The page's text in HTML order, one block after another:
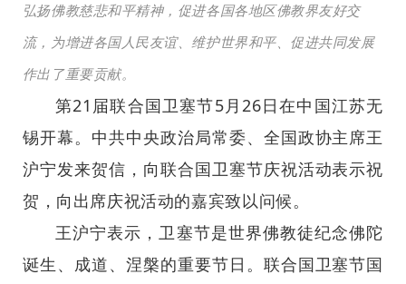
弘扬佛教慈悲和平精神，促进各国各地区佛教界友好交
流，为增进各国人民友谊、维护世界和平、促进共同发展
作出了重要贡献。
第21届联合国卫塞节5月26日在中国江苏无
锡开幕。中共中央政治局常委、全国政协主席王
沪宁发来贺信，向联合国卫塞节庆祝活动表示祝
贺，向出席庆祝活动的嘉宾致以问候。
王沪宁表示，卫塞节是世界佛教徒纪念佛陀
诞生、成道、涅槃的重要节日。联合国卫塞节国